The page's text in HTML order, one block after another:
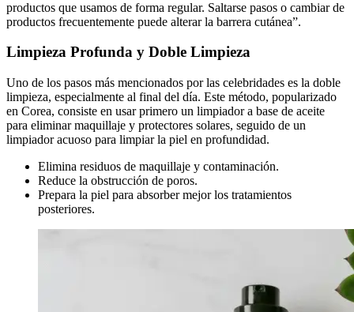
productos que usamos de forma regular. Saltarse pasos o cambiar de
productos frecuentemente puede alterar la barrera cutánea”.
Limpieza Profunda y Doble Limpieza
Uno de los pasos más mencionados por las celebridades es la doble
limpieza, especialmente al final del día. Este método, popularizado
en Corea, consiste en usar primero un limpiador a base de aceite
para eliminar maquillaje y protectores solares, seguido de un
limpiador acuoso para limpiar la piel en profundidad.
Elimina residuos de maquillaje y contaminación.
Reduce la obstrucción de poros.
Prepara la piel para absorber mejor los tratamientos
posteriores.